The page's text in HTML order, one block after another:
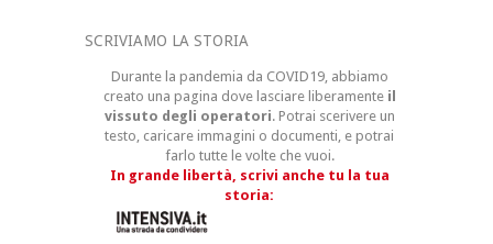
SCRIVIAMO LA STORIA
Durante la pandemia da COVID19, abbiamo
creato una pagina dove lasciare liberamenteil
vissuto degli operatori. Potrai scerivere un
testo, caricare immagini o documenti, e potrai
farlo tutte le volte che vuoi.
In grande libertà, scrivi anche tu la tua
storia: